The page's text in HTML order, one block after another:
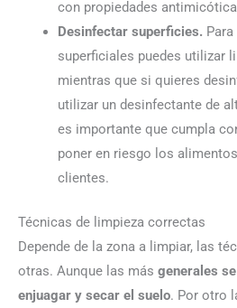
con propiedades
Desinfectar superficies.
superficiales puedes utilizar
mientras que si quieres
utilizar un desinfectante de
es importante que cumpla
poner en riesgo los
clientes.
Técnicas de limpieza correctas
Depende de la zona a limpiar, las
otras. Aunque las más generales
enjuagar y secar el suelo. Por otro